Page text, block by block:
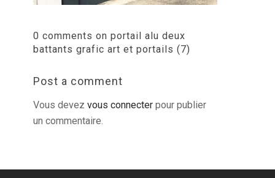
0 comments on portail alu deux
battants grafic art et portails (7)
Post a comment
Vous devez vous connecter pour publier
un commentaire.